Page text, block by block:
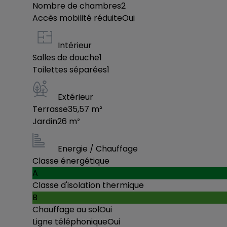
+352 691 255 036 / +352 28 79 26 06 /
Nombre de chambres2
Accès mobilité réduiteOui
Intérieur
Salles de douche1
Toilettes séparées1
Extérieur
Terrasse35,57 m²
Jardin26 m²
Energie / Chauffage
Classe énergétique
A
Classe d'isolation thermique
B
Chauffage au solOui
Ligne téléphoniqueOui